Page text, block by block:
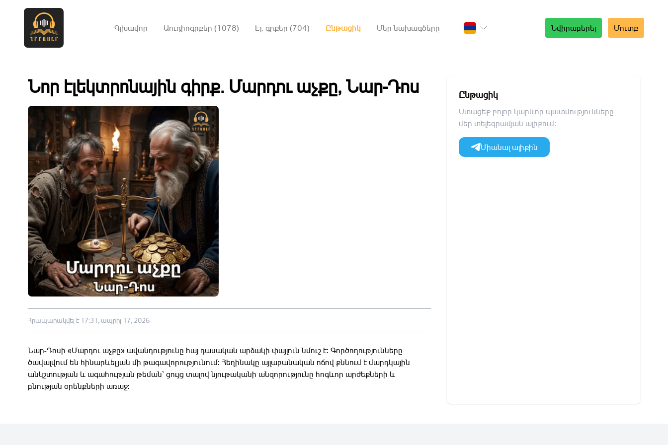
Նվիրաբերել Մուտք
Գլխավոր Աուդիոգրքեր (1078) Էլ. գրքեր (704) Ընթացիկ Մեր նախագծերը
Նոր էլեկտրոնային գիրք․ Մարդու աչքը, Նար-Դոս
Հրապարակվել է 17:31, ապրիլ 17, 2026
Նար-Դոսի «Մարդու աչքը» ավանդությունը հայ դասական արձակի փայլուն նմուշ է: Գործողությունները
ծավալվում են հինարևելյան մի թագավորությունում: Հեղինակը այլաբանական ոճով քննում է մարդկային
անկշտության և ագահության թեման՝ ցույց տալով նյութականի անզորությունը հոգևոր արժեքների և
բնության օրենքների առաջ:
Ընթացիկ
Ստացեք բոլոր կարևոր պատմությունները
մեր տելեգրամյան ալիքում։
Միանալ ալիքին